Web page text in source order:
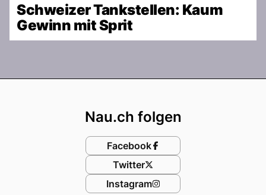
Schweizer Tankstellen: Kaum
Gewinn mit Sprit
Nau.ch folgen
Facebook
Twitter
Instagram